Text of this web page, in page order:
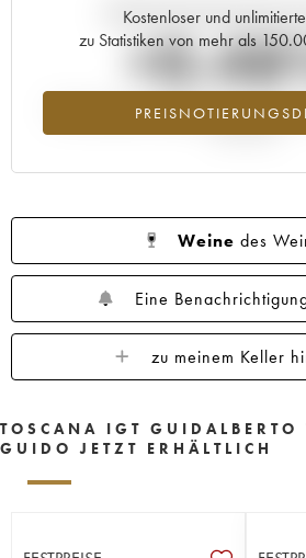
Kostenloser und
zu Statistiken von mehr als
Aktuelle Entwicklung der
Preisanstiegs des Jahrgangs 2021 im Jahr
Weine des
Eine
zu meinem Keller
TOSCANA IGT GUIDALBERTO
GUIDO JETZT ERHÄLTLICH